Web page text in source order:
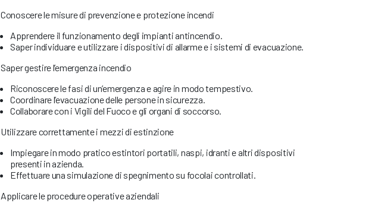
Conoscere le misure di prevenzione e protezione incendi
Apprendere il funzionamento degli impianti antincendio.
Saper individuare e utilizzare i dispositivi di allarme e i sistemi di evacuazione.
Saper gestire l’emergenza incendio
Riconoscere le fasi di un’emergenza e agire in modo tempestivo.
Coordinare l’evacuazione delle persone in sicurezza.
Collaborare con i Vigili del Fuoco e gli organi di soccorso.
Utilizzare correttamente i mezzi di estinzione
Impiegare in modo pratico estintori portatili, naspi, idranti e altri dispositivi
presenti in azienda.
Effettuare una simulazione di spegnimento su focolai controllati.
Applicare le procedure operative aziendali